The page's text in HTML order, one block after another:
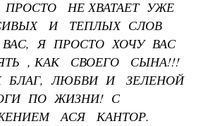
НЕ ХВАТАЕТ УЖЕ
И ТЕПЛЫХ СЛОВ
Я ПРОСТО ХОЧУ ВАС
, КАК СВОЕГО СЫНА!!!
БЛАГ, ЛЮБВИ И ЗЕЛЕНОЙ
ПО ЖИЗНИ! С
АСЯ КАНТОР.